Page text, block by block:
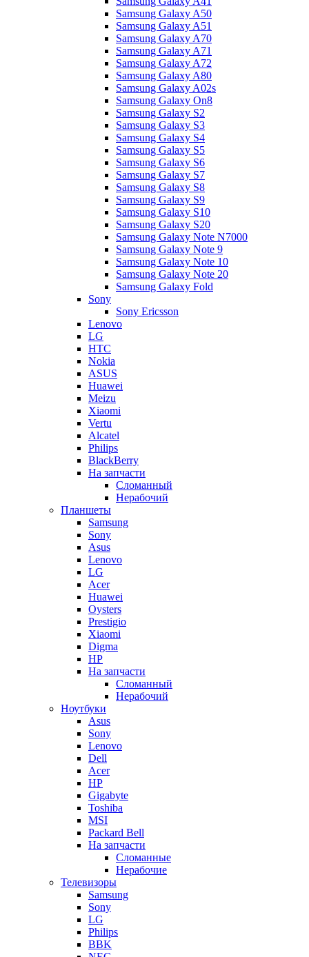
Samsung Galaxy A50
Samsung Galaxy A51
Samsung Galaxy A70
Samsung Galaxy A71
Samsung Galaxy A72
Samsung Galaxy A80
Samsung Galaxy A02s
Samsung Galaxy On8
Samsung Galaxy S2
Samsung Galaxy S3
Samsung Galaxy S4
Samsung Galaxy S5
Samsung Galaxy S6
Samsung Galaxy S7
Samsung Galaxy S8
Samsung Galaxy S9
Samsung Galaxy S10
Samsung Galaxy S20
Samsung Galaxy Note N7000
Samsung Galaxy Note 9
Samsung Galaxy Note 10
Samsung Galaxy Note 20
Samsung Galaxy Fold
Sony
Sony Ericsson
Lenovo
LG
HTC
Nokia
ASUS
Huawei
Meizu
Xiaomi
Vertu
Alcatel
Philips
BlackBerry
На запчасти
Сломанный
Нерабочий
Планшеты
Samsung
Sony
Asus
Lenovo
LG
Acer
Huawei
Oysters
Prestigio
Xiaomi
Digma
HP
На запчасти
Сломанный
Нерабочий
Ноутбуки
Asus
Sony
Lenovo
Dell
Acer
HP
Gigabyte
Toshiba
MSI
Packard Bell
На запчасти
Сломанные
Нерабочие
Телевизоры
Samsung
Sony
LG
Philips
BBK